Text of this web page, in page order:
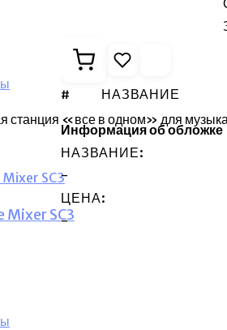
станция «все в одном» для
SC3
# НАЗВАНИЕ
Информация об обложке
НАЗВАНИЕ:
-
ЦЕНА:
-